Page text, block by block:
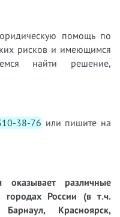
помощь по
рисков и имеющимся
найти решение,
38-76 или пишите на
различные
городах России (в т.ч.
Красноярск,